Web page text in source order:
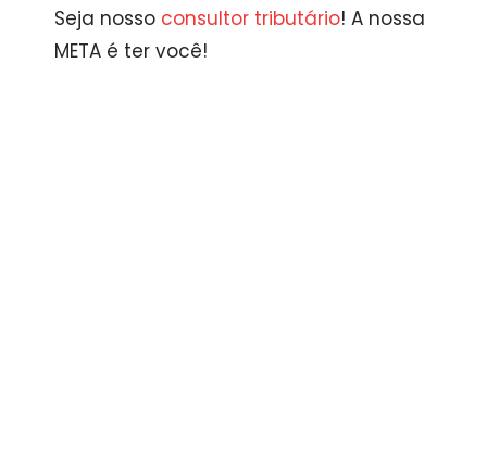
Seja nosso consultor tributário! A nossa
META é ter você!